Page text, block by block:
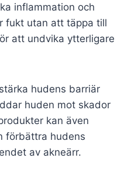
inflammation och
fukt utan att täppa till
att undvika ytterligare
hudens barriär
huden mot skador
kan även
förbättra hudens
av akneärr.